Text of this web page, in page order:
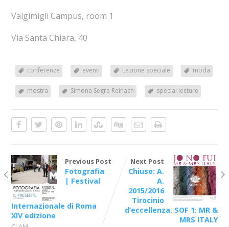
Valgimigli Campus, room 1
Via Santa Chiara, 40
conferenze eventi Lezione speciale moda
mostra Simona Segre Reinach special lecture
Previous Post
Fotografia
| Festival
Internazionale di Roma
XIV edizione
Next Post
Chiuso: A.
A.
2015/2016
Tirocinio
d’eccellenza. SOF 1: MR &
MRS ITALY